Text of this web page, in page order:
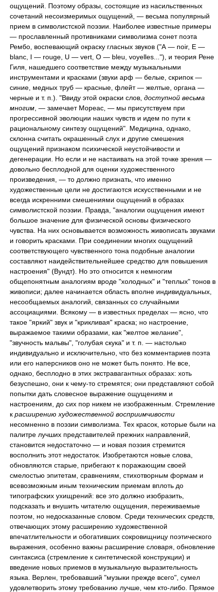
ощущений. Поэтому образы, состоящие из насильственных
сочетаний несоизмеримых ощущений, — весьма популярный
прием в символистской поэзии. Наиболее известные примеры
— прославленный противниками символизма сонет поэта
Рембо, воспевающий окраску гласных звуков ("А — noir, E —
blanc, I — rouge, U — vert, О — bleu, voyelles..."), и теория Рене
Гиля, нашедшего соответствие между музыкальными
инструментами и красками (звуки арф — белые, скрипок —
синие, медных труб — красные, флейт — желтые, органа —
черные и т. п.). "Ввиду этой окраски слов, доступной весьма
многим , — замечает Мореас, — мы присутствуем при
прогрессивной эволюции наших чувств и идем по пути к
рациональному синтезу ощущений". Медицина, однако,
склонна считать окрашенный слух и другие смешения
ощущений признаком психической неустойчивости и
дегенерации. Но если и не настаивать на этой точке зрения —
довольно бесплодной для оценки художественного
произведения, — то должно признать, что именно
художественные цели не достигаются искусственными и не
всегда искренними смешениями ощущений в образах
символистской поэзии. Правда, "аналогии ощущения имеют
большое значение для физической основы физического
чувства. На них основывается возможность живописать звуками
и говорить красками. При соединении многих ощущений
соответствующего чувственного тона подобные аналогии
составляют наидействительнейшее средство для повышения
настроения" (Вундт). Но это относится к немногим
общепонятным аналогиям вроде "холодных" и "теплых" тонов в
живописи; далее начинается область вполне индивидуальных,
несообщаемых аналогий, связанных со случайными
ассоциациями. Всякому — в известных пределах — ясно, что
такое "яркий" звук и "крикливая" краска; но настроение,
выражаемое такими образами, как "желтое желание",
"звучность мальвы", "голубая скука" и т. п. — настолько
индивидуально и исключительно, что без комментариев поэта
или его наперсников оно не может быть понято. Не все,
однако, бесплодно в этих экстравагантных образах: хоть
безуспешно, они к чему-то стремятся; они представляют собой
попытки дать словесное выражение ощущениям и
настроениям, до сих пор никем не изображенным. Стремление
к расширению художественной восприимчивости
несомненно в поэзии символизма. Тех красок, которые были на
палитре лучших представителей прежних направлений,
становится недостаточно — и новая поэзия стремится
восполнить этот недостаток. Изобретаются новые слова,
обновляются старые, прибегают к поражающим своей
смелостью эпитетам, сравнениям, стихотворным формам и
всевозможным иным техническим приемам вплоть до
типографских ухищрений: все это должно изобразить,
подсказать и внушить читателю ощущения, переживаемые
поэтом, но недосказанные словом. Среди технических средств,
отвечающих этому расширению художественной
впечатлительности и обогативших сокровищницу поэтического
выражения, особенно важны расширение словаря, обновление
синтаксиса (стремление к синтетической конструкции) и
введение новых приемов в музыкальную выразительность
языка. Верлен, требовавший "музыки прежде всего", сумел
удовлетворить этому требованию лучше, чем кто-либо. Прямое